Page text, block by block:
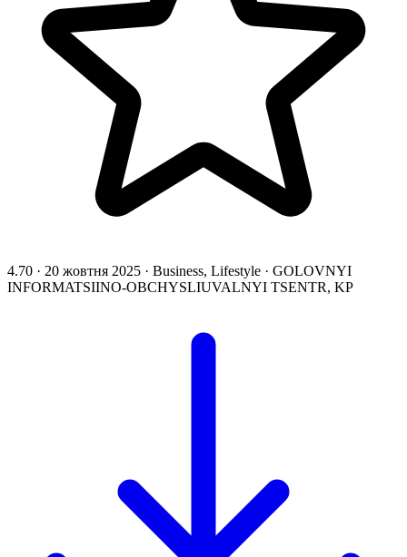
4.70 · 20 жовтня 2025 · Business, Lifestyle · GOLOVNYI
INFORMATSIINO-OBCHYSLIUVALNYI TSENTR, KP